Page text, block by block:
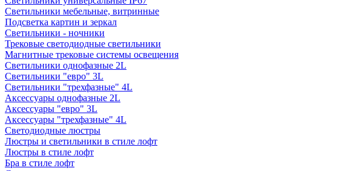
Светильники мебельные, витринные
Подсветка картин и зеркал
Светильники - ночники
Трековые светодиодные светильники
Магнитные трековые системы освещения
Светильники однофазные 2L
Светильники "евро" 3L
Светильники "трехфазные" 4L
Аксессуары однофазные 2L
Аксессуары "евро" 3L
Аксессуары "трехфазные" 4L
Светодиодные люстры
Люстры и светильники в стиле лофт
Люстры в стиле лофт
Бра в стиле лофт